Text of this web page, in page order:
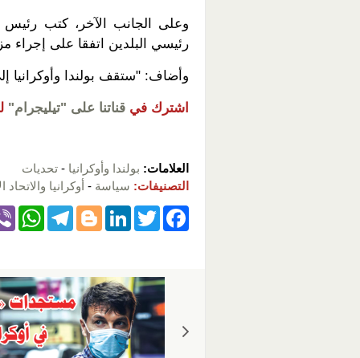
وعلى الجانب الآخر، كتب
رئيسي البلدين اتفقا على إجراء
وأضاف: "ستقف بولندا وأوكرانيا
اشترك في قناتنا على "تيليجرام"
العلامات: بولندا وأوكرانيا - تحديات
التصنيفات: سياسة - أوكرانيا والاتحاد
F
e
b
T
er
Li
e
dI
n
Bl
g
er
T
gr
a
m
s
A
p